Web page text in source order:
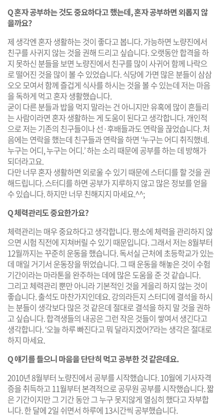
Q 혼자 공부하는 것도 중요하다고 했는데, 혼자 공부하면 외롭지 않
을까요?
제 생각엔 혼자 생활하는 것이 좋다고 봅니다. 가능하면 노량진에서
친구를 사귀지 않는 것을 권해 드리고 싶습니다. 오랫동안 합격을 하
지 못하신 분들을 보면 노량진에서 친구를 많이 사귀어 함께 나락으
로 떨어진 것을 많이 볼 수 있었습니다. 식당에 가면 많은 분들이 삼삼
오오 모여서 함께 즐겁게 식사를 하시는 것을 볼 수 있는데 저는 마음
을 독하게 먹고 혼자 생활했습니다.
굳이 다른 분들과 밥을 먹지 말라는 건 아니지만 유혹에 많이 흔들리
는 사람이라면 혼자 생활하는 게 도움이 된다고 생각합니다. 개인적
으로 저는 기존의 친구들이나 선·후배들과도 연락을 끊었습니다. 처
음에는 연락을 했는데 친구들과 연락을 하면 ‘누구는 어디 취직했네.
누구는 어디, 누구는 어디.’ 하는 소리 때문에 공부를 하는 데 방해가
되더라고요.
다만 너무 혼자 생활하면 외로울 수 있기 때문에 스터디를 할 것을 권
해드립니다. 스터디를 하면 공부가 지루하지 않고 많은 정보를 얻을
수 있습니다. 하지만 너무 친해지지 마세요.^^;
Q 체력관리도 중요한가요?
체력관리는 매우 중요하다고 생각합니다. 평소에 체력을 관리하지 않
으면 시험 직전에 지쳐버릴 수 있기 때문입니다. 그래서 저는 8월부터
12월까지는 꾸준히 운동을 했습니다. 독서실 근처에 초등학교가 있는
데 매일 거기서 운동장을 뛰었습니다. 그 때 운동을 해놓은 것이 수험
기간이라는 마라톤을 완주하는 데에 많은 도움을 준 것 같습니다.
그리고 체력관리 뿐만 아니라 기본적인 것을 게을리 하지 않는 것이
좋습니다. 출석도 마찬가지인데요. 강의라든지 스터디에 결석을 하시
는 분들이 생각보다 많은 것 같은데 절대로 결석을 하지 말 것을 권하
고 싶습니다. 합격생들의 내공은 그런 작은 것들이 쌓여서 생긴다고
생각합니다. ‘오늘 하루 빠진다고 뭐 달라지겠어?’라는 생각은 절대로
하지 마세요.
Q 얘기를 들으니 마음을 단단히 먹고 공부한 것 같은데요.
2010년 8월부터 노량진에서 공부를 시작했습니다. 10월에 기사자격
증을 취득하고 11월부터 본격적으로 공무원 공부를 시작했습니다. 짧
은 기간이지만 그 기간 동안 그 누구 못지않게 열심히 했다고 자부합
니다. 한 달에 2일 쉬면서 하루에 13시간씩 공부했습니다.